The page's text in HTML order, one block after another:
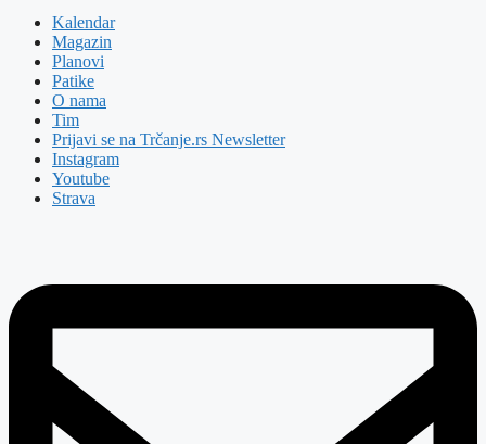
Kalendar
Magazin
Planovi
Patike
O nama
Tim
Prijavi se na Trčanje.rs Newsletter
Instagram
Youtube
Strava